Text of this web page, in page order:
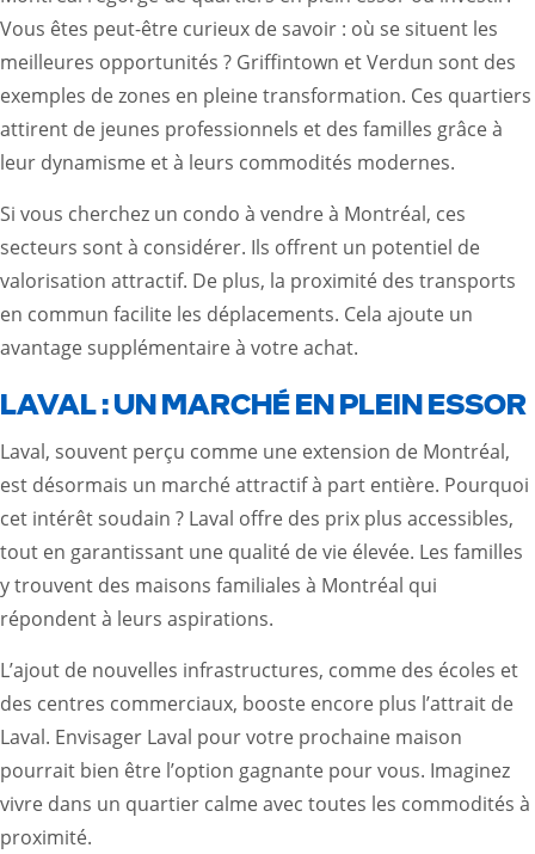
Vous êtes peut-être curieux de savoir : où se situent les
meilleures opportunités ? Griffintown et Verdun sont des
exemples de zones en pleine transformation. Ces quartiers
attirent de jeunes professionnels et des familles grâce à
leur dynamisme et à leurs commodités modernes.
Si vous cherchez un condo à vendre à Montréal, ces
secteurs sont à considérer. Ils offrent un potentiel de
valorisation attractif. De plus, la proximité des transports
en commun facilite les déplacements. Cela ajoute un
avantage supplémentaire à votre achat.
LAVAL : UN MARCHÉ EN PLEIN ESSOR
Laval, souvent perçu comme une extension de Montréal,
est désormais un marché attractif à part entière. Pourquoi
cet intérêt soudain ? Laval offre des prix plus accessibles,
tout en garantissant une qualité de vie élevée. Les familles
y trouvent des maisons familiales à Montréal qui
répondent à leurs aspirations.
L’ajout de nouvelles infrastructures, comme des écoles et
des centres commerciaux, booste encore plus l’attrait de
Laval. Envisager Laval pour votre prochaine maison
pourrait bien être l’option gagnante pour vous. Imaginez
vivre dans un quartier calme avec toutes les commodités à
proximité.